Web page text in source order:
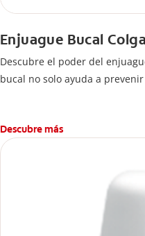
Enjuague Bucal
Descubre el poder del
bucal no solo ayuda a
Descubre más